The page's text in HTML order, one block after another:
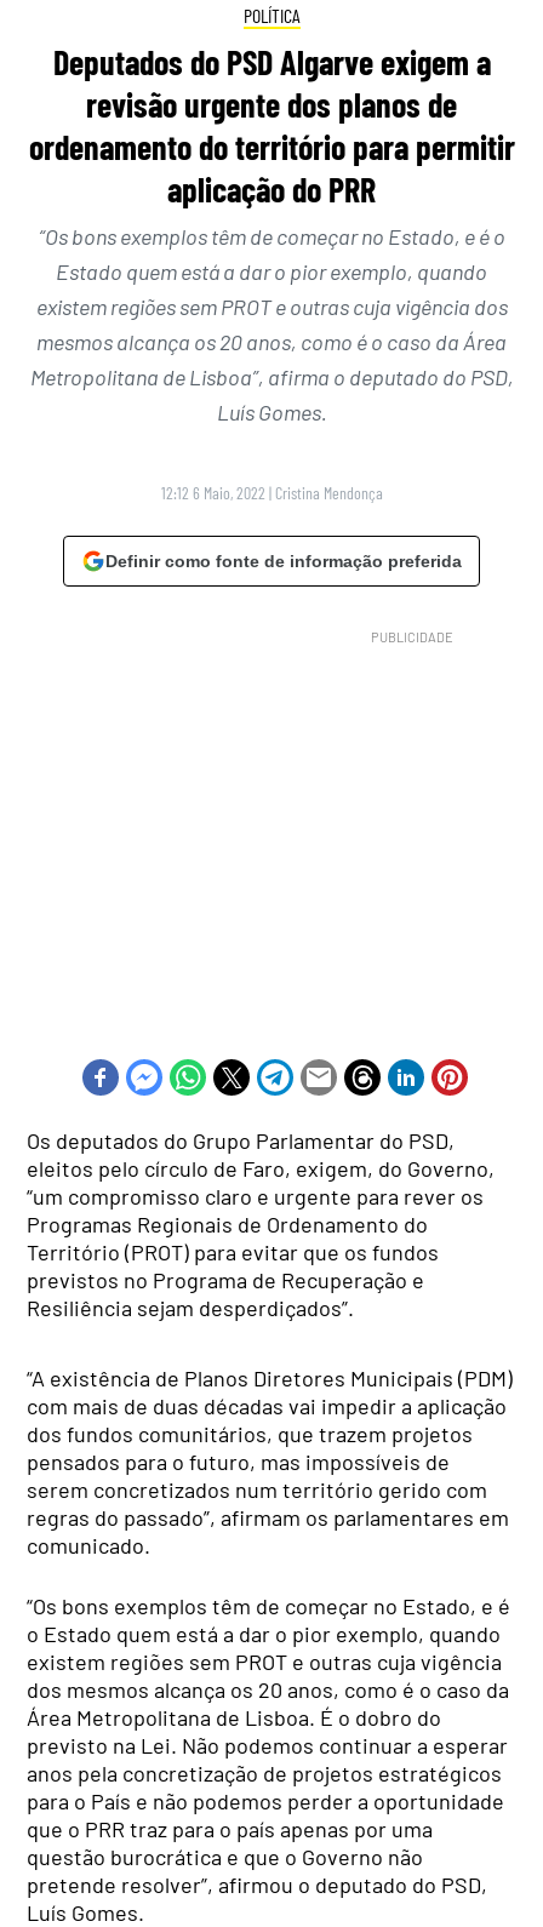
POLÍTICA
Deputados do PSD Algarve exigem a
revisão urgente dos planos de
ordenamento do território para permitir
aplicação do PRR
“Os bons exemplos têm de começar no Estado, e é o
Estado quem está a dar o pior exemplo, quando
existem regiões sem PROT e outras cuja vigência dos
mesmos alcança os 20 anos, como é o caso da Área
Metropolitana de Lisboa”, afirma o deputado do PSD,
Luís Gomes.
12:12 6 Maio, 2022 | Cristina Mendonça
Definir como fonte de informação preferida
Os deputados do Grupo Parlamentar do PSD,
eleitos pelo círculo de Faro, exigem, do Governo,
“um compromisso claro e urgente para rever os
Programas Regionais de Ordenamento do
Território (PROT) para evitar que os fundos
previstos no Programa de Recuperação e
Resiliência sejam desperdiçados”.
“A existência de Planos Diretores Municipais (PDM)
com mais de duas décadas vai impedir a aplicação
dos fundos comunitários, que trazem projetos
pensados para o futuro, mas impossíveis de
serem concretizados num território gerido com
regras do passado”, afirmam os parlamentares em
comunicado.
“Os bons exemplos têm de começar no Estado, e é
o Estado quem está a dar o pior exemplo, quando
existem regiões sem PROT e outras cuja vigência
dos mesmos alcança os 20 anos, como é o caso da
Área Metropolitana de Lisboa. É o dobro do
previsto na Lei. Não podemos continuar a esperar
anos pela concretização de projetos estratégicos
para o País e não podemos perder a oportunidade
que o PRR traz para o país apenas por uma
questão burocrática e que o Governo não
pretende resolver”, afirmou o deputado do PSD,
Luís Gomes.